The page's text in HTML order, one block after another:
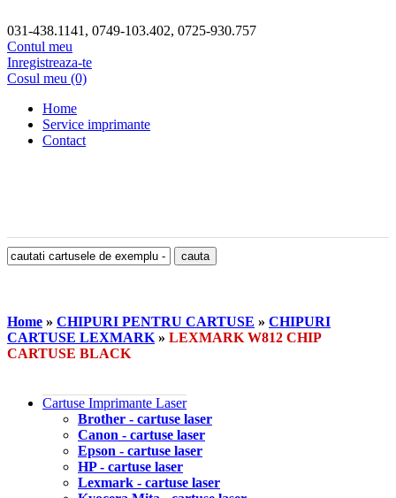
031-438.1141, 0749-103.402, 0725-930.757
Contul meu
Inregistreaza-te
Cosul meu (0)
Home
Service imprimante
Contact
Home » CHIPURI PENTRU CARTUSE » CHIPURI
CARTUSE LEXMARK » LEXMARK W812 CHIP
CARTUSE BLACK
Cartuse Imprimante Laser
Brother - cartuse laser
Canon - cartuse laser
Epson - cartuse laser
HP - cartuse laser
Lexmark - cartuse laser